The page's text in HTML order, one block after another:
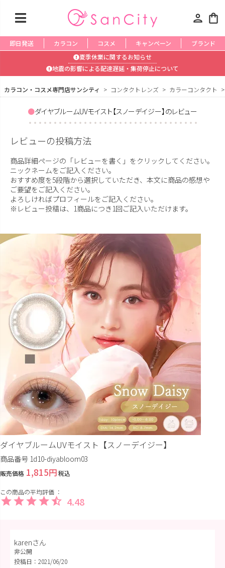
person shopping_bag
即日発送 カラコン コスメ キャンペーン
ブランド
夏季休業に関するお知らせ
地震の影響による配達遅延・集荷停止について
カラコン・コスメ専門店サンシティ コンタクトレンズ カラーコンタクト
ダイヤブルームUVモイスト【スノーデイジー】のレビュー
レビューの投稿方法
商品詳細ページの「レビューを書く」をクリックしてください。
ニックネームをご記入ください。
おすすめ度を5段階から選択していただき、本文に商品の感想や
ご要望をご記入ください。
よろしければプロフィールをご記入ください。
※レビュー投稿は、1商品につき1回ご記入いただけます。
ダイヤブルームUVモイスト【スノーデイジー】
商品番号 1d10-diyabloom03
販売価格 1,815 税込
4.48
karen
非公開
投稿日
2021/06/20